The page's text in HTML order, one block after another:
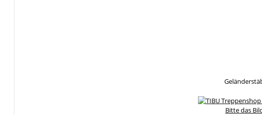
Bitte das